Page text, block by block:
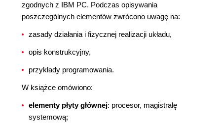
zgodnych z IBM PC. Podczas opisywania
poszczególnych elementów zwrócono uwagę na:
zasady działania i fizycznej realizacji układu,
opis konstrukcyjny,
przykłady programowania.
W książce omówiono:
elementy płyty głównej: procesor, magistralę
systemową;